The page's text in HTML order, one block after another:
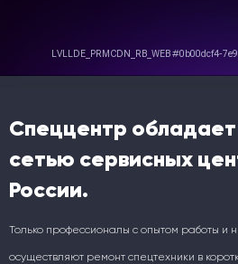
Спеццентр
сетью сервисных
России.
Только профессионалы с опытом работы и
осуществляют ремонт спецтехники в